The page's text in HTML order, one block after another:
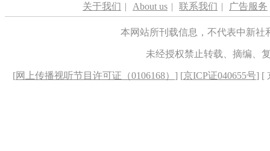
关于我们 | About us | 联系我们 | 广告服务
本网站所刊载信息，不代表中新
未经授权禁止转载、摘编、
[网上传播视听节目许可证（0106168） ] [京ICP证040655号] [